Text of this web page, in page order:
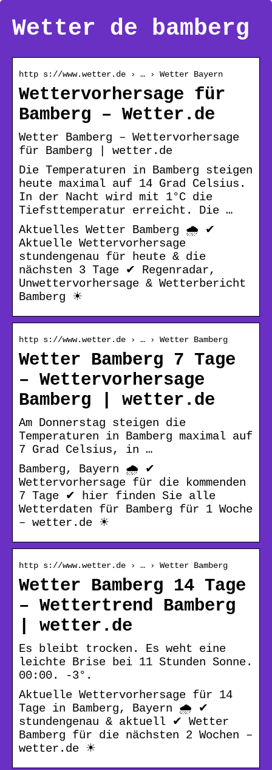
Wetter de bamberg
http s://www.wetter.de › … › Wetter Bayern
Wettervorhersage für
Bamberg – Wetter.de
Wetter Bamberg – Wettervorhersage
für Bamberg | wetter.de
Die Temperaturen in Bamberg steigen
heute maximal auf 14 Grad Celsius.
In der Nacht wird mit 1°C die
Tiefsttemperatur erreicht. Die …
Aktuelles Wetter Bamberg 🌧️ ✔
Aktuelle Wettervorhersage
stundengenau für heute & die
nächsten 3 Tage ✔ Regenradar,
Unwettervorhersage & Wetterbericht
Bamberg ☀
http s://www.wetter.de › … › Wetter Bamberg
Wetter Bamberg 7 Tage
– Wettervorhersage
Bamberg | wetter.de
Am Donnerstag steigen die
Temperaturen in Bamberg maximal auf
7 Grad Celsius, in …
Bamberg, Bayern 🌧️ ✔
Wettervorhersage für die kommenden
7 Tage ✔ hier finden Sie alle
Wetterdaten für Bamberg für 1 Woche
– wetter.de ☀
http s://www.wetter.de › … › Wetter Bamberg
Wetter Bamberg 14 Tage
– Wettertrend Bamberg
| wetter.de
Es bleibt trocken. Es weht eine
leichte Brise bei 11 Stunden Sonne.
00:00. -3°.
Aktuelle Wettervorhersage für 14
Tage in Bamberg, Bayern 🌧️ ✔
stundengenau & aktuell ✔ Wetter
Bamberg für die nächsten 2 Wochen –
wetter.de ☀